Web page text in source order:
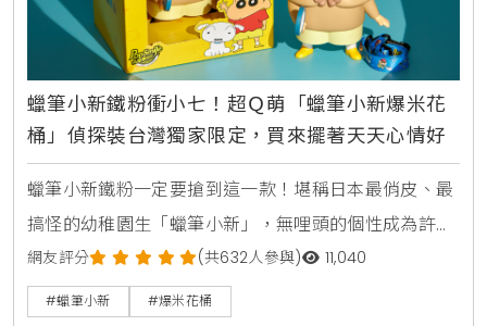
蠟筆小新鐵粉衝小七！超Ｑ萌「蠟筆小新爆米花
桶」偵探裝台灣獨家限定，買來擺著天天心情好
蠟筆小新鐵粉一定要搶到這一款！堪稱日本最俏皮、最
搞怪的幼稚園生「蠟筆小新」，無哩頭的個性成為許多
人的療癒心靈的來源，這次卡滋爆米花重磅推出台灣獨
家限定「偵探蠟筆小新爆米花桶」，於全台7-11、家樂
網友評分 (共632人參與) 11,040
#蠟筆小新 #爆米花桶